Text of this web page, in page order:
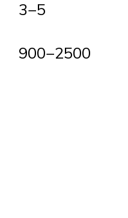
3−5
900−2500